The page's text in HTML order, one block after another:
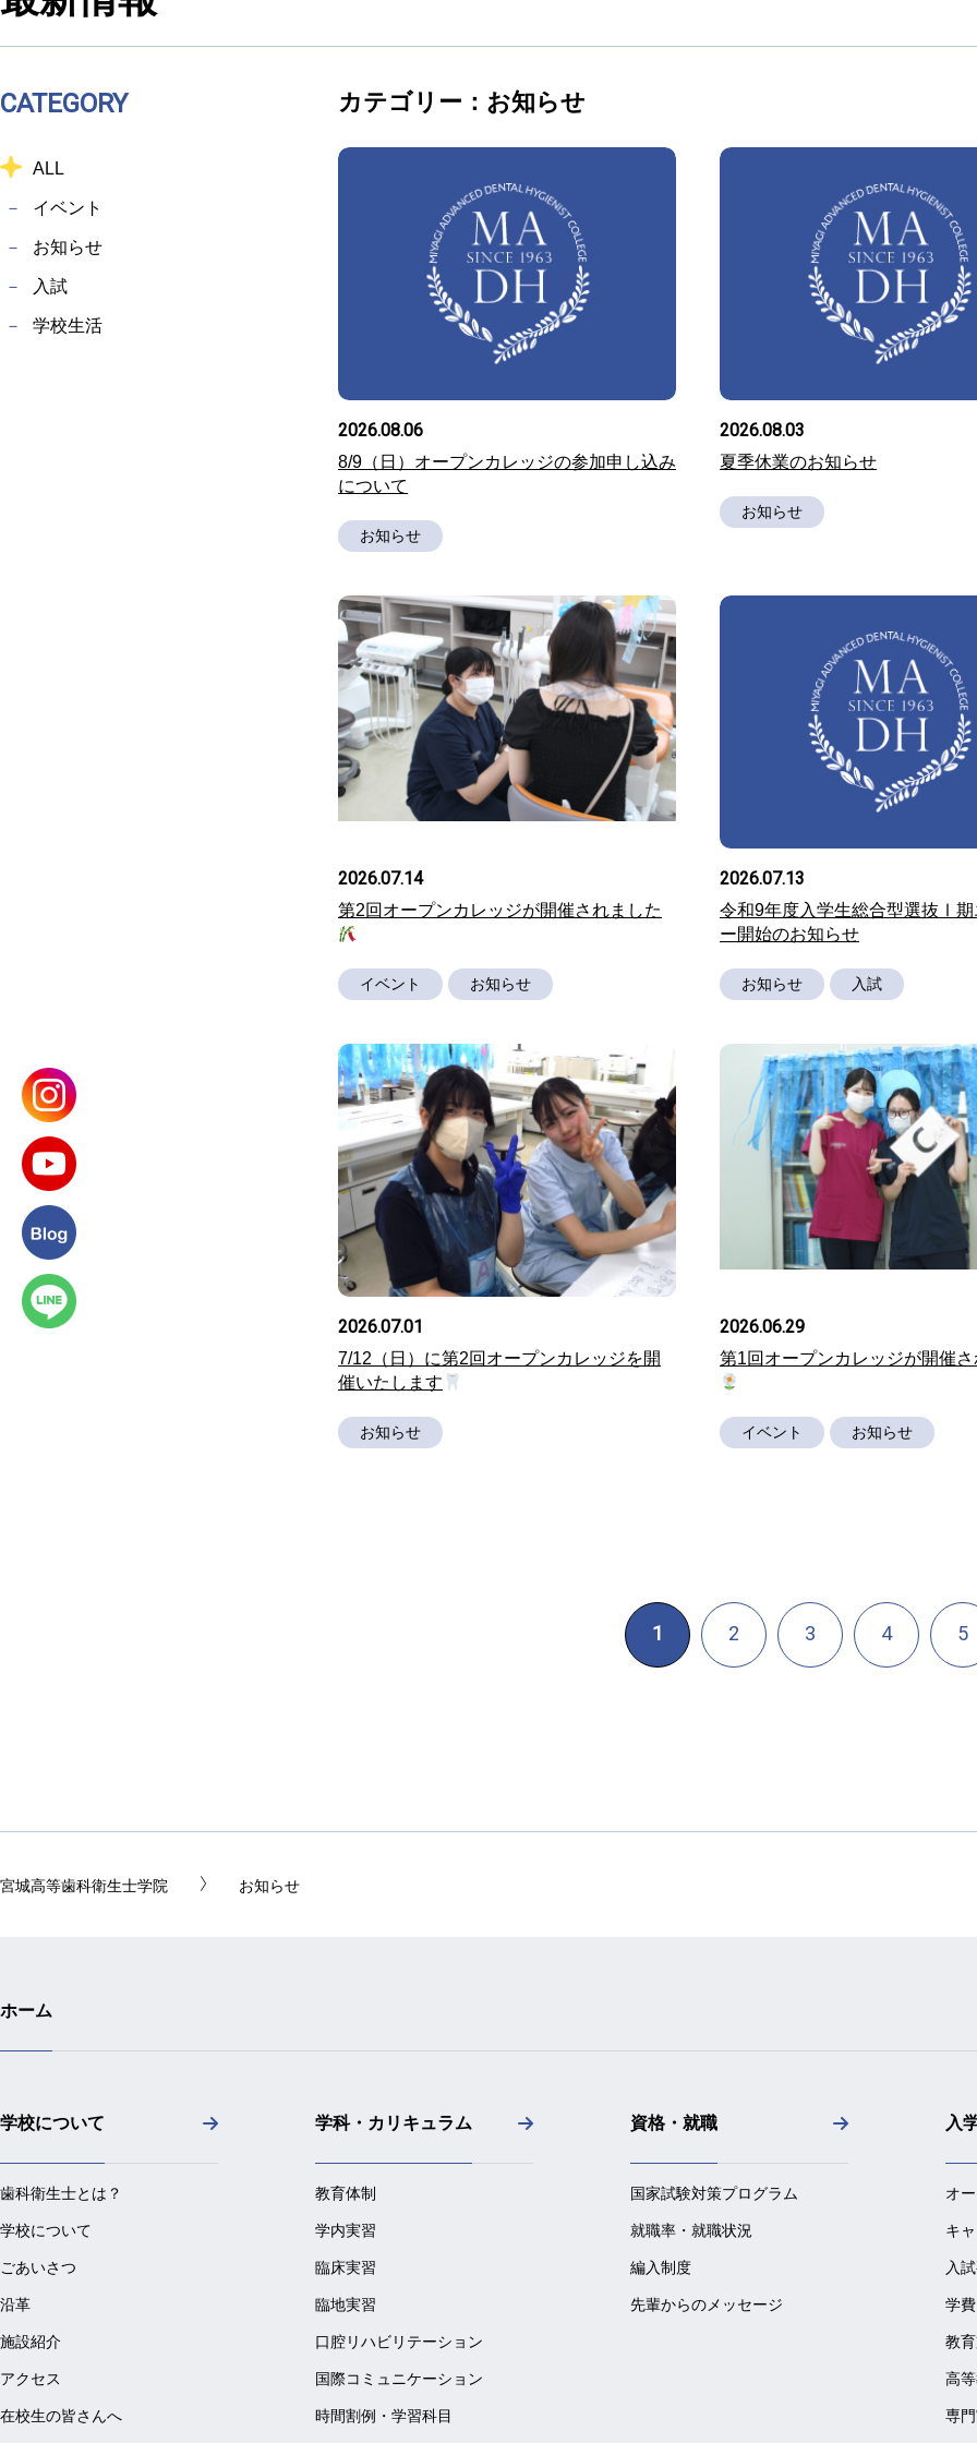
カテゴリー：お知らせ
2026.08.06
8/9（日）オープンカレッジの参加申し込み
について
お知らせ
2026.08.03
夏季休業のお知らせ
お知らせ
2026.07.14
第2回オープンカレッジが開催されました
イベント お知らせ
2026.07.13
令和9年度入学生総合型選抜Ⅰ期
ー開始のお知らせ
お知らせ 入試
2026.07.01
7/12（日）に第2回オープンカレッジを開
催いたします
お知らせ
2026.06.29
第1回オープンカレッジが開催
イベント お知らせ
1 2 3 4 5
CATEGORY
ALL
イベント
お知らせ
入試
学校生活
宮城高等歯科衛生士学院 お知らせ
ホーム
学校について
歯科衛生士とは？
学校について
ごあいさつ
沿革
施設紹介
アクセス
在校生の皆さんへ
学科・カリキュラム
教育体制
学内実習
臨床実習
臨地実習
口腔リハビリテーション
国際コミュニケーション
時間割例・学習科目
資格・就職
国家試験対策プログラム
就職率・就職状況
編入制度
先輩からのメッセージ
入
オ
キ
入
学
教
高
専